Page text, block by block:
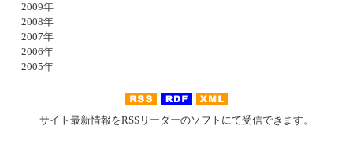
2009年
2008年
2007年
2006年
2005年
サイト最新情報をRSSリーダーのソフトにて受信できます。